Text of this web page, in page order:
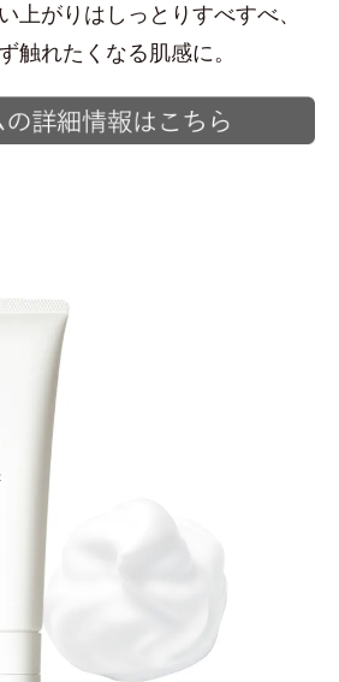
上がりはしっとりすべすべ、
触れたくなる肌感に。